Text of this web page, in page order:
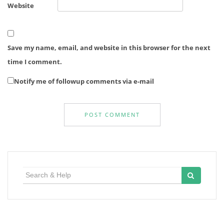
Website
Save my name, email, and website in this browser for the next
time I comment.
Notify me of followup comments via e-mail